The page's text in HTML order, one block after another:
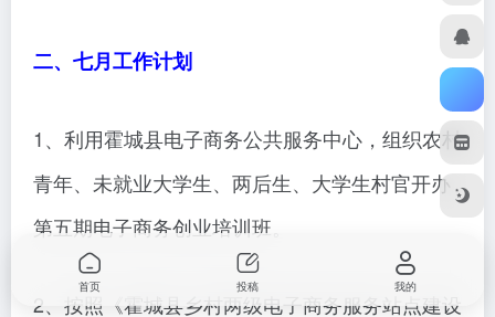
二、七月工作计划
1、利用霍城县电子商务公共服务中心，组织农村
青年、未就业大学生、两后生、大学生村官开办
第五期电子商务创业培训班。
2、按照《霍城县乡村两级电子商务服务站点建设
首页 投稿 我的